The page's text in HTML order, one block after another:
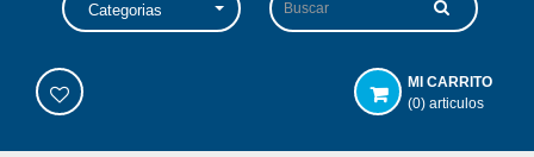
Categorias
MI CARRITO
(0) articulos